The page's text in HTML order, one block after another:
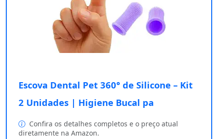
Escova Dental Pet 360° de Silicone – Kit
2 Unidades | Higiene Bucal pa
Confira os detalhes completos e o preço atual
diretamente na Amazon.